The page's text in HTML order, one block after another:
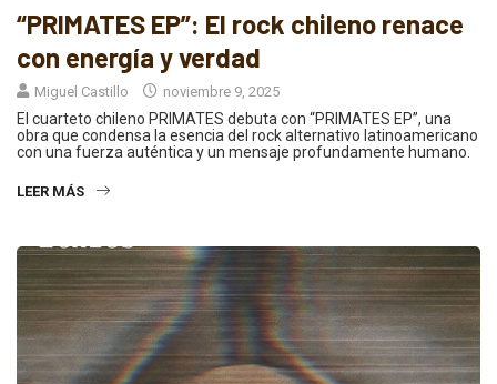
“PRIMATES EP”: El rock chileno renace
con energía y verdad
Miguel Castillo noviembre 9, 2025
El cuarteto chileno PRIMATES debuta con “PRIMATES EP”, una
obra que condensa la esencia del rock alternativo latinoamericano
con una fuerza auténtica y un mensaje profundamente humano.
LEER MÁS